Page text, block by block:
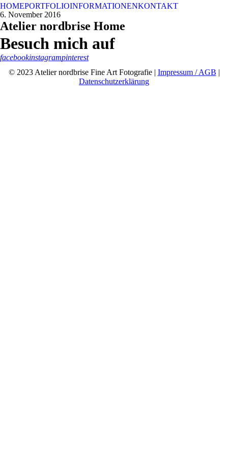
HOMEPORTFOLIOINFORMATIONENKONTAKT
6. November 2016
Atelier nordbrise Home
Besuch mich auf
facebookinstagrampinterest
© 2023 Atelier nordbrise Fine Art Fotografie | Impressum / AGB |
Datenschutzerklärung